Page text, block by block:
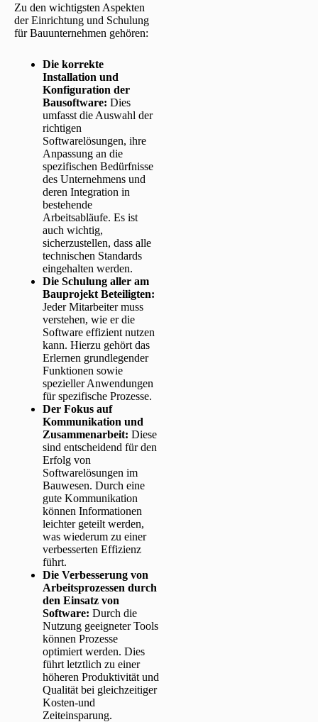
Zu den wichtigsten Aspekten
der Einrichtung und Schulung
für Bauunternehmen gehören:
Die korrekte
Installation und
Konfiguration der
Bausoftware: Dies
umfasst die Auswahl der
richtigen
Softwarelösungen, ihre
Anpassung an die
spezifischen Bedürfnisse
des Unternehmens und
deren Integration in
bestehende
Arbeitsabläufe. Es ist
auch wichtig,
sicherzustellen, dass alle
technischen Standards
eingehalten werden.
Die Schulung aller am
Bauprojekt Beteiligten:
Jeder Mitarbeiter muss
verstehen, wie er die
Software effizient nutzen
kann. Hierzu gehört das
Erlernen grundlegender
Funktionen sowie
spezieller Anwendungen
für spezifische Prozesse.
Der Fokus auf
Kommunikation und
Zusammenarbeit: Diese
sind entscheidend für den
Erfolg von
Softwarelösungen im
Bauwesen. Durch eine
gute Kommunikation
können Informationen
leichter geteilt werden,
was wiederum zu einer
verbesserten Effizienz
führt.
Die Verbesserung von
Arbeitsprozessen durch
den Einsatz von
Software: Durch die
Nutzung geeigneter Tools
können Prozesse
optimiert werden. Dies
führt letztlich zu einer
höheren Produktivität und
Qualität bei gleichzeitiger
Kosten-und
Zeiteinsparung.